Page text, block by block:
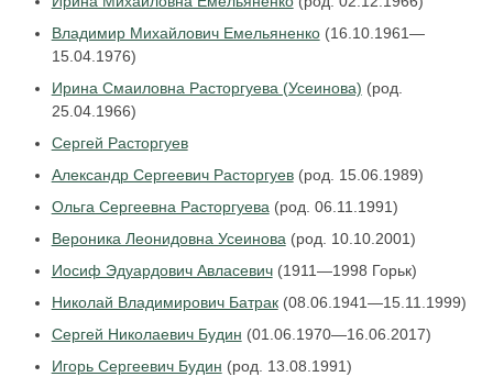
Владимир Михайлович Емельяненко(16.10.1961—
15.04.1976)
Ирина Смаиловна Расторгуева (Усеинова) (род.
25.04.1966)
Сергей Расторгуев
Александр Сергеевич Расторгуев(род. 15.06.1989)
Ольга Сергеевна Расторгуева(род. 06.11.1991)
Вероника Леонидовна Усеинова(род. 10.10.2001)
Иосиф Эдуардович Авласевич(1911—1998 Горьк)
Николай Владимирович Батрак(08.06.1941—15.11.1999)
Сергей Николаевич Будин (01.06.1970—16.06.2017)
Игорь Сергеевич Будин (род. 13.08.1991)